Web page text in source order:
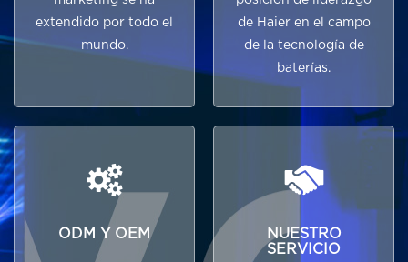
extendido por todo el
mundo.
de Haier en el campo
de la tecnología de
baterías.
ODM Y OEM
NUESTRO
SERVICIO